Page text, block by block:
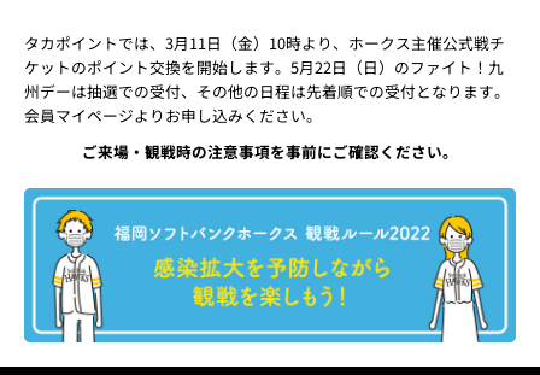
タカポイントでは、3月11日（金）10時より、ホークス主催公式戦チ
ケットのポイント交換を開始します。5月22日（日）のファイト！九
州デーは抽選での受付、その他の日程は先着順での受付となります。
会員マイページよりお申し込みください。
ご来場・観戦時の注意事項を事前にご確認ください。